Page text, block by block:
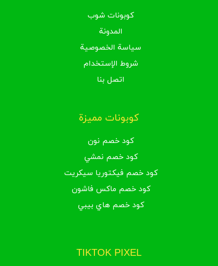
كوبونات شوب
المدونة
سياسة الخصوصية
شروط الإستخدام
اتصل بنا
كوبونات مميزة
كود خصم نون
كود خصم نمشي
كود خصم فيكتوريا سيكريت
كود خصم ماكس فاشون
كود خصم هاي بيبي
TIKTOK PIXEL